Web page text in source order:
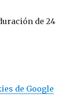
de 24
de Google